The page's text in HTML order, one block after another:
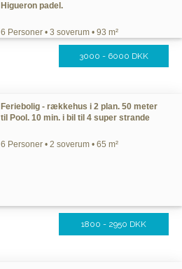
Higueron padel.
6 Personer • 3 soverum • 93 m²
3000 - 6000 DKK
Feriebolig - rækkehus i 2 plan. 50 meter
til Pool. 10 min. i bil til 4 super strande
6 Personer • 2 soverum • 65 m²
1800 - 2950 DKK